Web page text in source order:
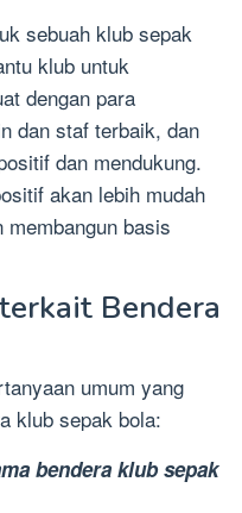
sebuah klub sepak
klub untuk
dengan para
dan staf terbaik, dan
dan mendukung.
akan lebih mudah
membangun basis
Bendera
umum yang
klub sepak bola:
bendera klub sepak